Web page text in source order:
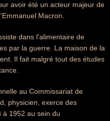
avoir été un acteur majeur de
Macron.
dans l'alimentaire de
par la guerre. La maison de la
Il fait malgré tout des études
au Commissariat de
physicien, exerce des
à 1952 au sein du